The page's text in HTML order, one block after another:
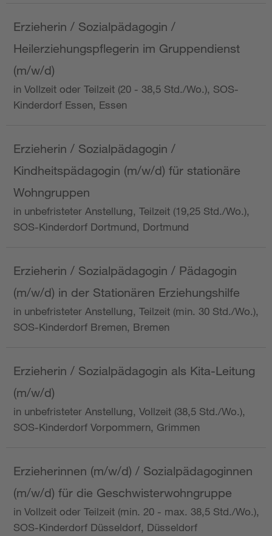
Erzieherin / Sozialpädagogin /
Heilerziehungspflegerin im Gruppendienst
(m/w/d)
in Vollzeit oder Teilzeit (20 - 38,5 Std./Wo.), SOS-
Kinderdorf Essen, Essen
Erzieherin / Sozialpädagogin /
Kindheitspädagogin (m/w/d) für stationäre
Wohngruppen
in unbefristeter Anstellung, Teilzeit (19,25 Std./Wo.),
SOS-Kinderdorf Dortmund, Dortmund
Erzieherin / Sozialpädagogin / Pädagogin
(m/w/d) in der Stationären Erziehungshilfe
in unbefristeter Anstellung, Teilzeit (min. 30 Std./Wo.),
SOS-Kinderdorf Bremen, Bremen
Erzieherin / Sozialpädagogin als Kita-Leitung
(m/w/d)
in unbefristeter Anstellung, Vollzeit (38,5 Std./Wo.),
SOS-Kinderdorf Vorpommern, Grimmen
Erzieherinnen (m/w/d) / Sozialpädagoginnen
(m/w/d) für die Geschwisterwohngruppe
in Vollzeit oder Teilzeit (min. 20 - max. 38,5 Std./Wo.),
SOS-Kinderdorf Düsseldorf, Düsseldorf